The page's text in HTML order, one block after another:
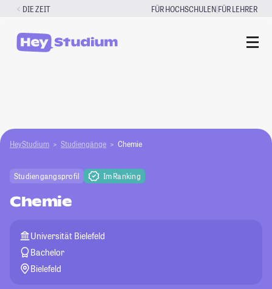
Zum
springen
DIE ZEIT FÜR HOCHSCHULEN|FÜR LEHRER
HeyStudium Studiengänge Chemie
Studiengangsprofil Im Ranking
Chemie
Universität Bielefeld
Bachelor
Bielefeld